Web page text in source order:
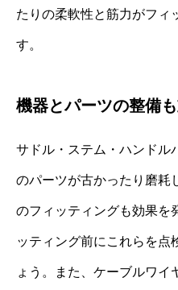
たりの柔軟性と筋力がフィ
す。
機器とパーツの整備
サドル・ステム・ハンドル
のパーツが古かったり磨耗
のフィッティングも効果を
ッティング前にこれらを点
ょう。また、ケーブルワ